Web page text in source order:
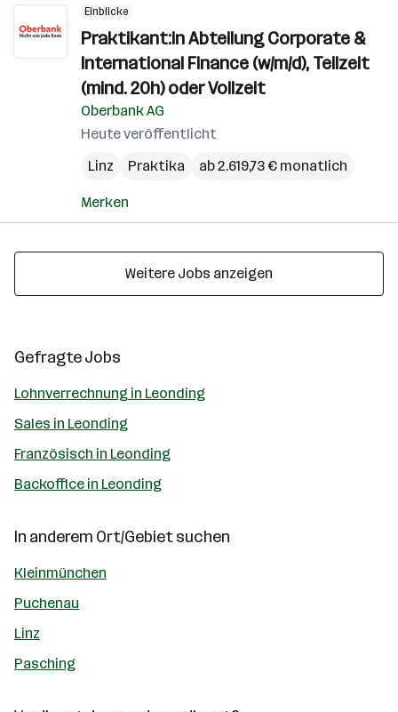
Einblicke
Praktikant:in Abteilung Corporate &
International Finance (w/m/d), Teilzeit
(mind. 20h) oder Vollzeit
Oberbank AG
Heute veröffentlicht
Linz
Praktika ab 2.619,73 € monatlich
Merken
Weitere Jobs anzeigen
Gefragte Jobs
Lohnverrechnung in Leonding
Sales in Leonding
Französisch in Leonding
Backoffice in Leonding
In anderem Ort/Gebiet suchen
Kleinmünchen
Puchenau
Linz
Pasching